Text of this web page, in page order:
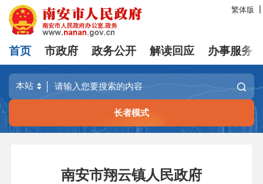
繁体版
首页 市政府 政务公开 解读回应 办事服务
长者模式
南安市翔云镇人民政府